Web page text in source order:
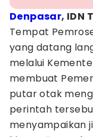
Denpasar, IDN
Tempat
yang datang
melalui
membuat
putar otak
perintah
menyampaikan